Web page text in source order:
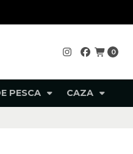
0
PESCA CAZA